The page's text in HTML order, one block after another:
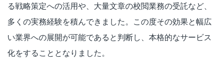
る戦略策定への活用や、大量文章の校閲業務の受託など、
多くの実務経験を積んできました。この度その効果と幅広
い業界への展開が可能であると判断し、本格的なサービス
化をすることとなりました。